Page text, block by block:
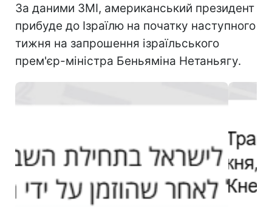
За даними ЗМІ, американський президент
прибуде до Ізраїлю на початку наступного
тижня на запрошення ізраїльського
прем'єр-міністра Беньяміна Нетаньягу.